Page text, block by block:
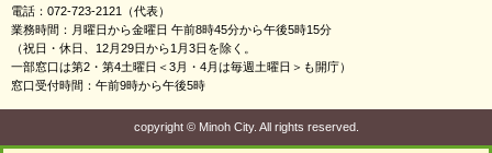
電話：072-723-2121（代表）
業務時間：月曜日から金曜日 午前8時45分から午後5時15分
（祝日・休日、12月29日から1月3日を除く。
一部窓口は第2・第4土曜日＜3月・4月は毎週土曜日＞も開庁）
窓口受付時間：午前9時から午後5時
copyright ©Minoh City. All rights reserved.